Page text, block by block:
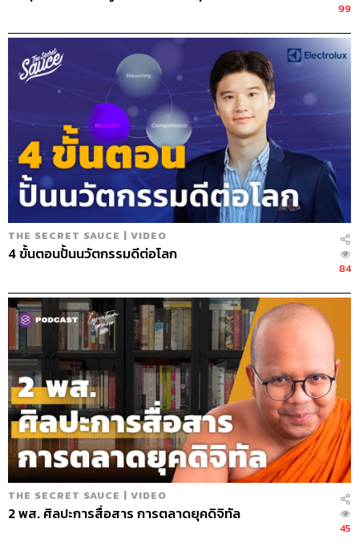
99
THE SECRET SAUCE | VIDEO
4 ขั้นตอนปั้นนวัตกรรมดีต่อโลก
84
THE SECRET SAUCE | VIDEO
2 พส. ศิลปะการสื่อสาร การตลาดยุคดิจิทัล
45